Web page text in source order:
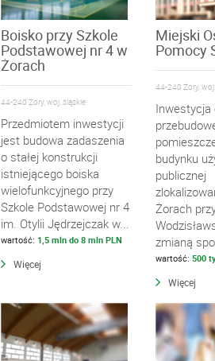
Boisko przy Szkole
Podstawowej nr 4 w
Żorach
44-240 Żory, woj. śląskie
Przedmiotem inwestycji
jest budowa zadaszenia
o stałej konstrukcji
istniejącego boiska
wielofunkcyjnego przy
Szkole Podstawowej nr 4
im. Otylii Jędrzejczak w...
wartość: 1,5 mln do 8 mln PLN
Więcej
Miejski
Pomocy
44-240 Żory,
Inwestycja
budynku
publicznej
Żorach
zmianą
wartość:500
Więcej